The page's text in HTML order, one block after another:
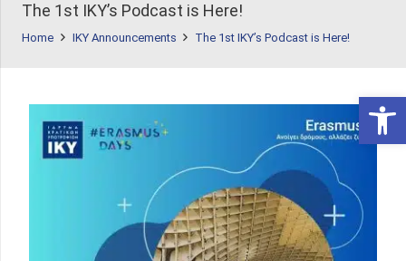
The 1st IKY’s Podcast is Here!
Home IKY Announcements The 1st IKY’s Podcast is Here!